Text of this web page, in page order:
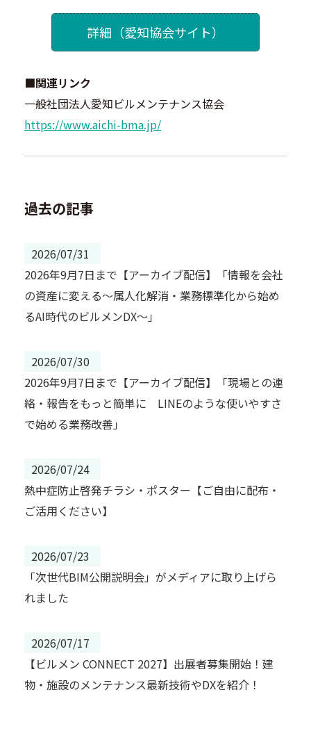
詳細（愛知協会サイト）
■関連リンク
一般社団法人愛知ビルメンテナンス協会
https://www.aichi-bma.jp/
過去の記事
2026/07/31
2026年9月7日まで【アーカイブ配信】「情報を会社
の資産に変える～属人化解消・業務標準化から始め
るAI時代のビルメンDX～」
2026/07/30
2026年9月7日まで【アーカイブ配信】「現場との連
絡・報告をもっと簡単に LINEのような使いやすさ
で始める業務改善」
2026/07/24
熱中症防止啓発チラシ・ポスター【ご自由に配布・
ご活用ください】
2026/07/23
「次世代BIM公開説明会」がメディアに取り上げら
れました
2026/07/17
【ビルメン CONNECT 2027】出展者募集開始！建
物・施設のメンテナンス最新技術やDXを紹介！